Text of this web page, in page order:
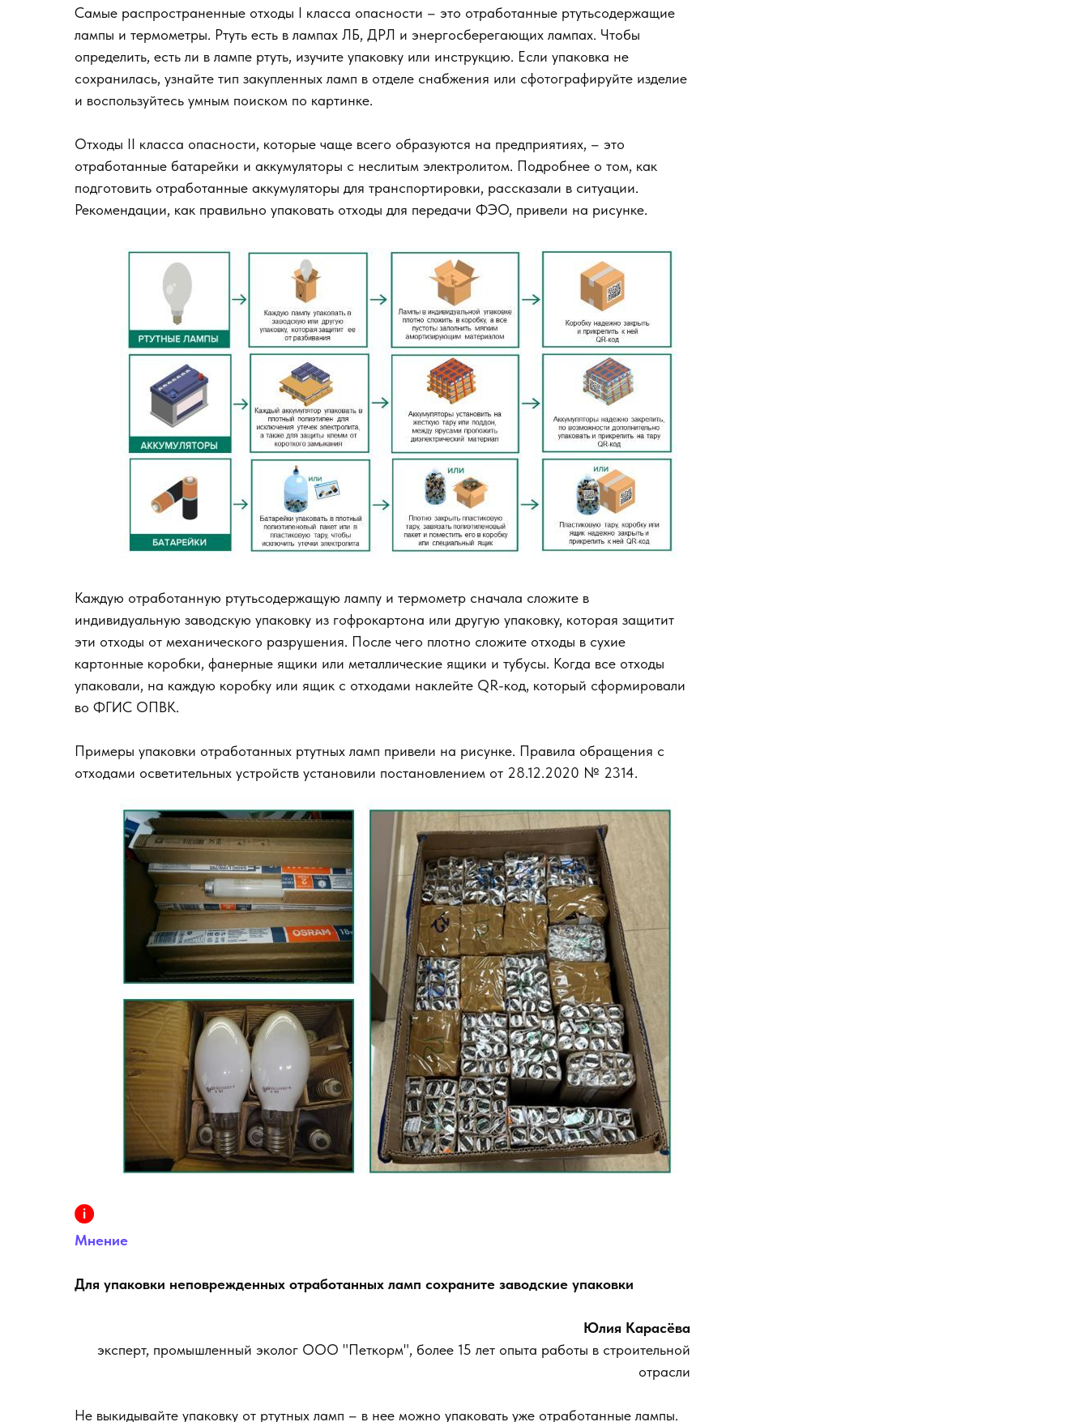
Самые распространенные отходы I класса опасности – это отработанные ртутьсодержащие
лампы и термометры. Ртуть есть в лампах ЛБ, ДРЛ и энергосберегающих лампах. Чтобы
определить, есть ли в лампе ртуть, изучите упаковку или инструкцию. Если упаковка не
сохранилась, узнайте тип закупленных ламп в отделе снабжения или сфотографируйте изделие
и воспользуйтесь умным поиском по картинке.
Отходы II класса опасности, которые чаще всего образуются на предприятиях, – это
отработанные батарейки и аккумуляторы с неслитым электролитом. Подробнее о том, как
подготовить отработанные аккумуляторы для транспортировки, рассказали в ситуации.
Рекомендации, как правильно упаковать отходы для передачи ФЭО, привели на рисунке.
Каждую отработанную ртутьсодержащую лампу и термометр сначала сложите в
индивидуальную заводскую упаковку из гофрокартона или другую упаковку, которая защитит
эти отходы от механического разрушения. После чего плотно сложите отходы в сухие
картонные коробки, фанерные ящики или металлические ящики и тубусы. Когда все отходы
упаковали, на каждую коробку или ящик с отходами наклейте QR-код, который сформировали
во ФГИС ОПВК.
Примеры упаковки отработанных ртутных ламп привели на рисунке. Правила обращения с
отходами осветительных устройств установили постановлением от 28.12.2020 № 2314.
Мнение
Для упаковки неповрежденных отработанных ламп сохраните заводские упаковки
Юлия Карасёва
эксперт, промышленный эколог ООО "Петкорм", более 15 лет опыта работы в строительной
отрасли
Не выкидывайте упаковку от ртутных ламп – в нее можно упаковать уже отработанные лампы.